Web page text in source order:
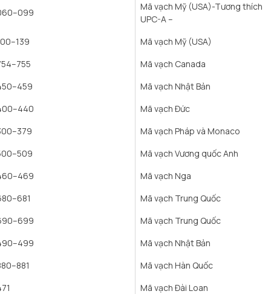
Mã vạch Mỹ (USA)-Tương thích
UPC-A –
Mã vạch Mỹ (USA)
Mã vạch Canada
Mã vạch Nhật Bản
Mã vạch Đức
Mã vạch Pháp và Monaco
Mã vạch Vương quốc Anh
Mã vạch Nga
Mã vạch Trung Quốc
Mã vạch Trung Quốc
Mã vạch Nhật Bản
Mã vạch Hàn Quốc
Mã vạch Đài Loan